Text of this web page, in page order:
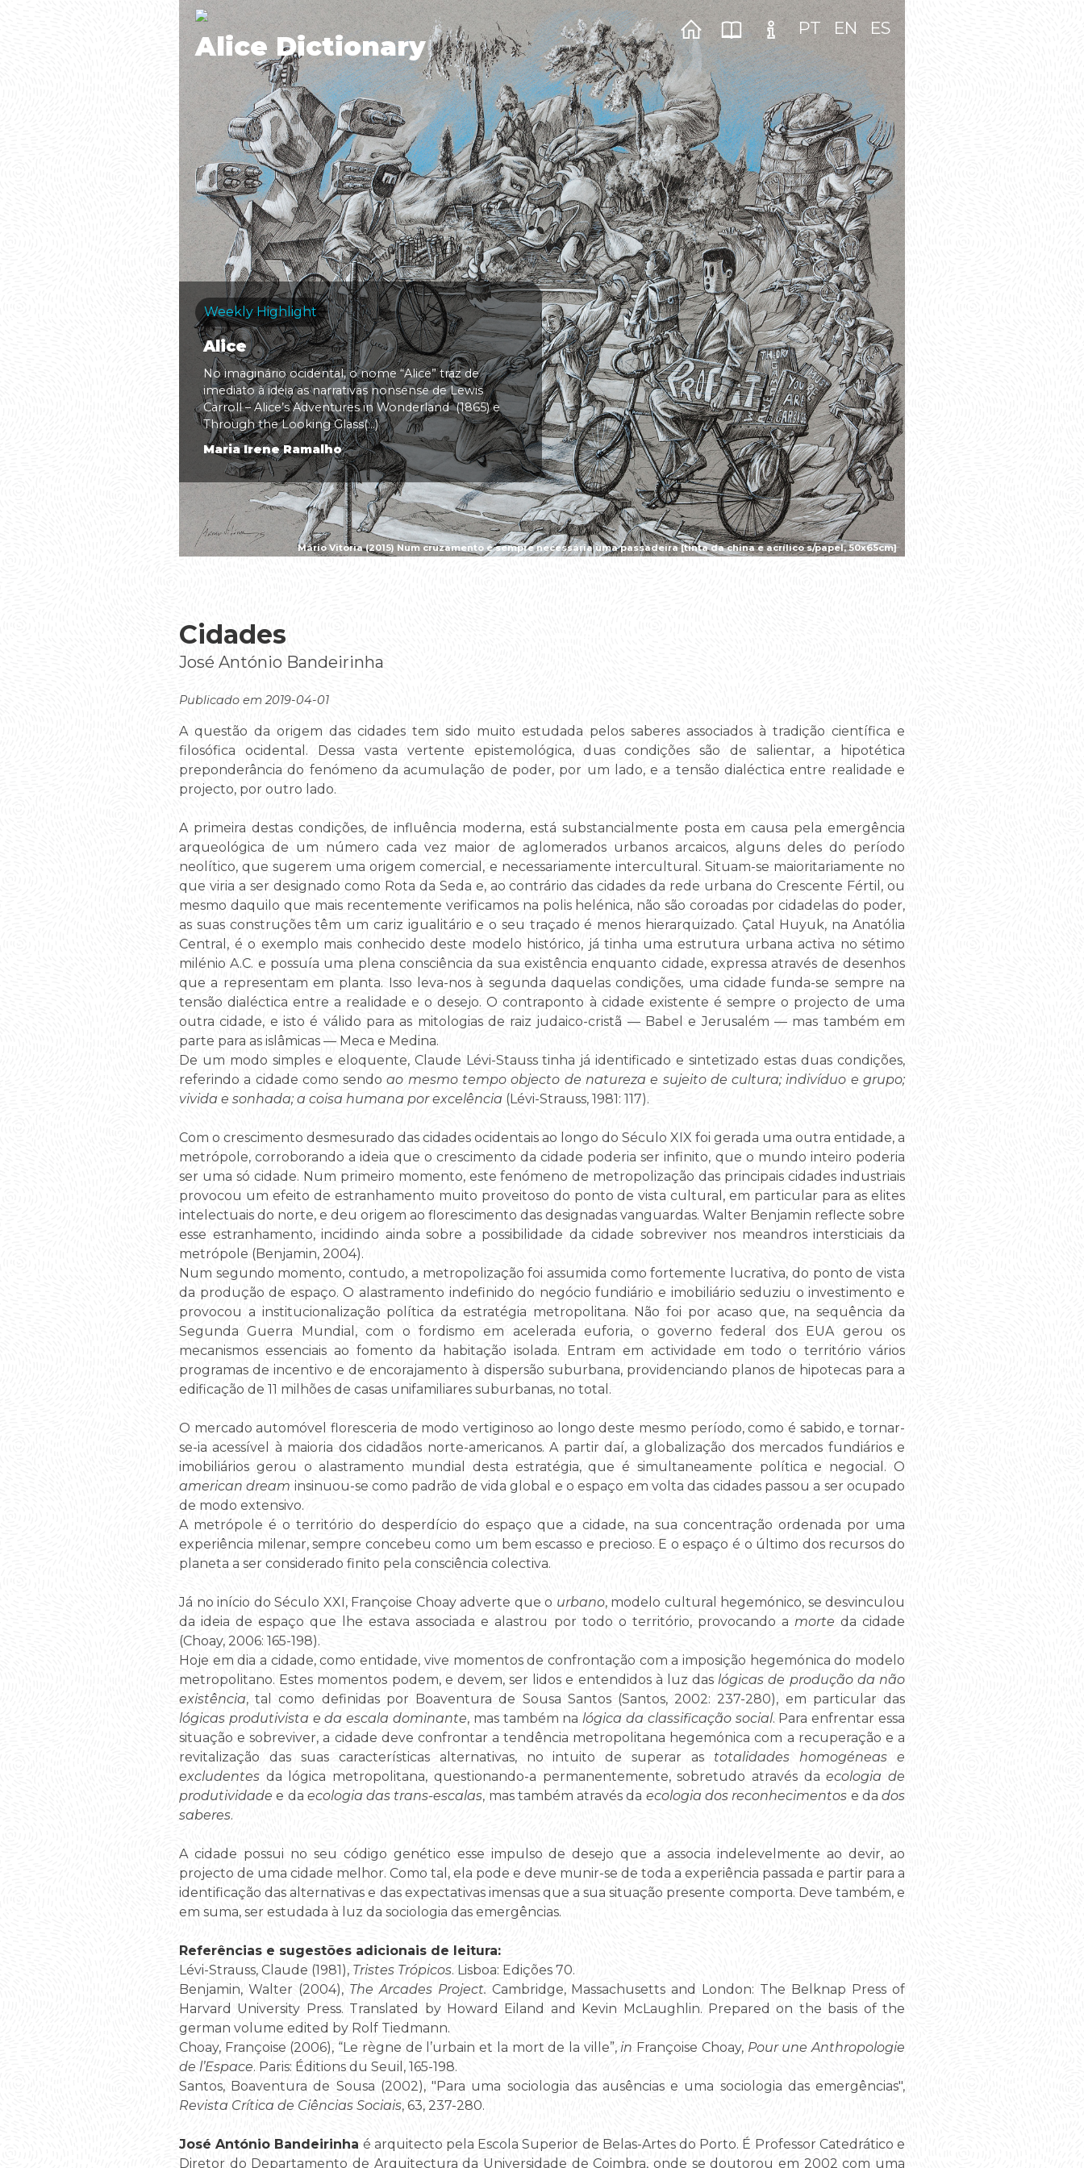
Mário Vitória (2015) Num cruzamento é sempre necessária uma passadeira [tinta da china e acrílico s/papel, 50x65cm]
Alice Dictionary
PT EN ES
Weekly Highlight
Alice
No imaginário ocidental, o nome “Alice” traz de
imediato à ideia as narrativas nonsense de Lewis
Carroll – Alice’s Adventures in Wonderland (1865) e
Through the Looking Glass(...)
Maria Irene Ramalho
Cidades
José António Bandeirinha
Publicado em 2019-04-01
A questão da origem das cidades tem sido muito estudada pelos saberes associados à tradição científica e
filosófica ocidental. Dessa vasta vertente epistemológica, duas condições são de salientar, a hipotética
preponderância do fenómeno da acumulação de poder, por um lado, e a tensão dialéctica entre realidade e
projecto, por outro lado.
A primeira destas condições, de influência moderna, está substancialmente posta em causa pela emergência
arqueológica de um número cada vez maior de aglomerados urbanos arcaicos, alguns deles do período
neolítico, que sugerem uma origem comercial, e necessariamente intercultural. Situam-se maioritariamente no
que viria a ser designado como Rota da Seda e, ao contrário das cidades da rede urbana do Crescente Fértil, ou
mesmo daquilo que mais recentemente verificamos na polis helénica, não são coroadas por cidadelas do poder,
as suas construções têm um cariz igualitário e o seu traçado é menos hierarquizado. Çatal Huyuk, na Anatólia
Central, é o exemplo mais conhecido deste modelo histórico, já tinha uma estrutura urbana activa no sétimo
milénio A.C. e possuía uma plena consciência da sua existência enquanto cidade, expressa através de desenhos
que a representam em planta. Isso leva-nos à segunda daquelas condições, uma cidade funda-se sempre na
tensão dialéctica entre a realidade e o desejo. O contraponto à cidade existente é sempre o projecto de uma
outra cidade, e isto é válido para as mitologias de raiz judaico-cristã — Babel e Jerusalém — mas também em
parte para as islâmicas — Meca e Medina.
De um modo simples e eloquente, Claude Lévi-Stauss tinha já identificado e sintetizado estas duas condições,
referindo a cidade como sendoao mesmo tempo objecto de natureza e sujeito de cultura; indivíduo e grupo;
vivida e sonhada; a coisa humana por excelência (Lévi-Strauss, 1981: 117).
Com o crescimento desmesurado das cidades ocidentais ao longo do Século XIX foi gerada uma outra entidade, a
metrópole, corroborando a ideia que o crescimento da cidade poderia ser infinito, que o mundo inteiro poderia
ser uma só cidade. Num primeiro momento, este fenómeno de metropolização das principais cidades industriais
provocou um efeito de estranhamento muito proveitoso do ponto de vista cultural, em particular para as elites
intelectuais do norte, e deu origem ao florescimento das designadas vanguardas. Walter Benjamin reflecte sobre
esse estranhamento, incidindo ainda sobre a possibilidade da cidade sobreviver nos meandros intersticiais da
metrópole (Benjamin, 2004).
Num segundo momento, contudo, a metropolização foi assumida como fortemente lucrativa, do ponto de vista
da produção de espaço. O alastramento indefinido do negócio fundiário e imobiliário seduziu o investimento e
provocou a institucionalização política da estratégia metropolitana. Não foi por acaso que, na sequência da
Segunda Guerra Mundial, com o fordismo em acelerada euforia, o governo federal dos EUA gerou os
mecanismos essenciais ao fomento da habitação isolada. Entram em actividade em todo o território vários
programas de incentivo e de encorajamento à dispersão suburbana, providenciando planos de hipotecas para a
edificação de 11 milhões de casas unifamiliares suburbanas, no total.
O mercado automóvel floresceria de modo vertiginoso ao longo deste mesmo período, como é sabido, e tornar-
se-ia acessível à maioria dos cidadãos norte-americanos. A partir daí, a globalização dos mercados fundiários e
imobiliários gerou o alastramento mundial desta estratégia, que é simultaneamente política e negocial. O
american dream insinuou-se como padrão de vida global e o espaço em volta das cidades passou a ser ocupado
de modo extensivo.
A metrópole é o território do desperdício do espaço que a cidade, na sua concentração ordenada por uma
experiência milenar, sempre concebeu como um bem escasso e precioso. E o espaço é o último dos recursos do
planeta a ser considerado finito pela consciência colectiva.
Já no início do Século XXI, Françoise Choay adverte que o urbano, modelo cultural hegemónico, se desvinculou
da ideia de espaço que lhe estava associada e alastrou por todo o território, provocando a morte da cidade
(Choay, 2006: 165-198).
Hoje em dia a cidade, como entidade, vive momentos de confrontação com a imposição hegemónica do modelo
metropolitano. Estes momentos podem, e devem, ser lidos e entendidos à luz daslógicas de produção da não
existência, tal como definidas por Boaventura de Sousa Santos (Santos, 2002: 237-280), em particular das
lógicas produtivista e da escala dominante, mas também nalógica da classificação social. Para enfrentar essa
situação e sobreviver, a cidade deve confrontar a tendência metropolitana hegemónica com a recuperação e a
revitalização das suas características alternativas, no intuito de superar as totalidades homogéneas e
excludentes da lógica metropolitana, questionando-a permanentemente, sobretudo através daecologia de
produtividade e da ecologia das trans-escalas, mas também através da ecologia dos reconhecimentos e dados
saberes.
A cidade possui no seu código genético esse impulso de desejo que a associa indelevelmente ao devir, ao
projecto de uma cidade melhor. Como tal, ela pode e deve munir-se de toda a experiência passada e partir para a
identificação das alternativas e das expectativas imensas que a sua situação presente comporta. Deve também, e
em suma, ser estudada à luz da sociologia das emergências.
Referências e sugestões adicionais de leitura:
Lévi-Strauss, Claude (1981), Tristes Trópicos. Lisboa: Edições 70.
Benjamin, Walter (2004), The Arcades Project. Cambridge, Massachusetts and London: The Belknap Press of
Harvard University Press. Translated by Howard Eiland and Kevin McLaughlin. Prepared on the basis of the
german volume edited by Rolf Tiedmann.
Choay, Françoise (2006), “Le règne de l’urbain et la mort de la ville”,in Françoise Choay, Pour une Anthropologie
de l’Espace. Paris: Éditions du Seuil, 165-198.
Santos, Boaventura de Sousa (2002), "Para uma sociologia das ausências e uma sociologia das emergências",
Revista Crítica de Ciências Sociais, 63, 237-280.
José António Bandeirinha é arquitecto pela Escola Superior de Belas-Artes do Porto. É Professor Catedrático e
Diretor do Departamento de Arquitectura da Universidade de Coimbra, onde se doutorou em 2002 com uma